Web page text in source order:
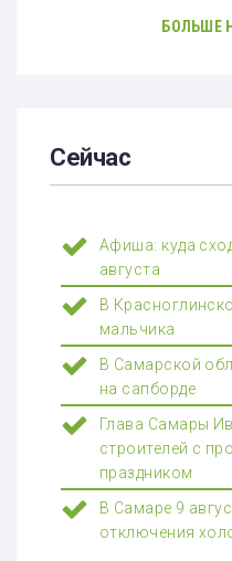
БОЛЬШЕ
Сейчас
Афиша: куда
августа
В
мальчика
В Самарской
на сапборде
Глава Самары
строителей с
праздником
В Самаре 9
отключения